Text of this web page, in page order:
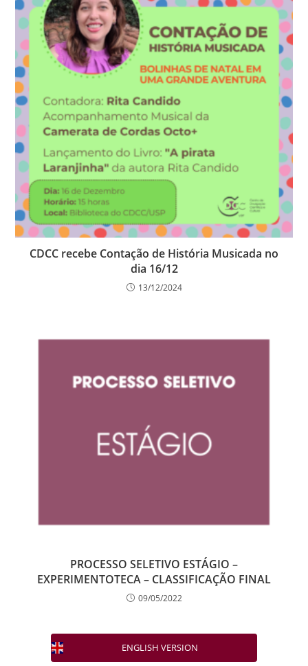
CDCC recebe Contação de História Musicada no
dia 16/12
13/12/2024
PROCESSO SELETIVO ESTÁGIO –
EXPERIMENTOTECA – CLASSIFICAÇÃO FINAL
09/05/2022
ENGLISH VERSION